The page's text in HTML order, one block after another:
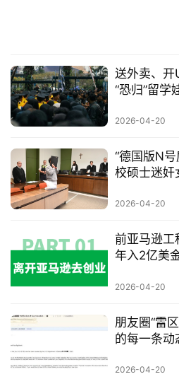
创
专
栏
动
态
念
荐
&
工
具
送外卖、
“恐归”留学
2026-04-20
“德国版N
校硕士迷奸
2026-04-20
前亚马逊工
年入2亿美
2026-04-20
朋友圈“雷
的每一条动
2026-04-20